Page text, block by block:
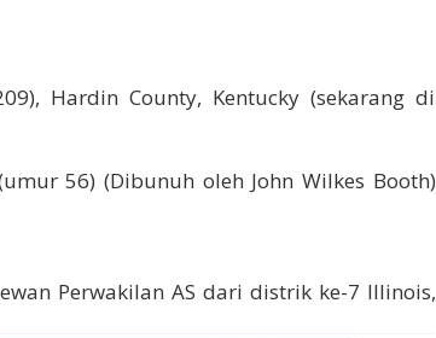
Hardin County, Kentucky (sekarang di
56) (Dibunuh oleh John Wilkes Booth)
Perwakilan AS dari distrik ke-7 Illinois,